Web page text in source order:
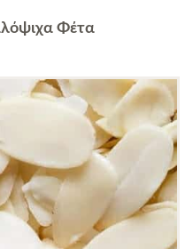
Φέτα